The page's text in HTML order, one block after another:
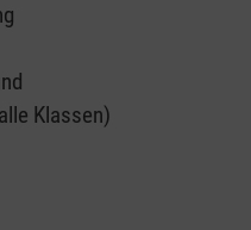
Klassen)